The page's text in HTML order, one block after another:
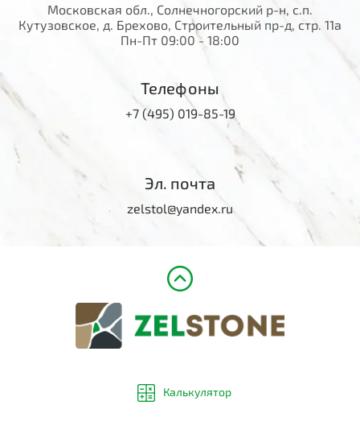
Московская обл., Солнечногорский р-н, с.п.
Кутузовское, д. Брехово, Строительный пр-д, стр. 11а
Пн-Пт 09:00 - 18:00
Телефоны
+7 (495) 019-85-19
Эл. почта
zelstol@yandex.ru
Калькулятор